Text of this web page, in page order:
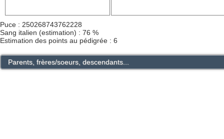
Puce : 250268743762228
Sang italien (estimation) : 76 %
Estimation des points au pédigrée : 6
Parents, frères/soeurs, descendants...